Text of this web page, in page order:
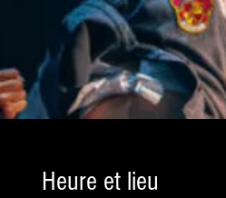
Heure et lieu